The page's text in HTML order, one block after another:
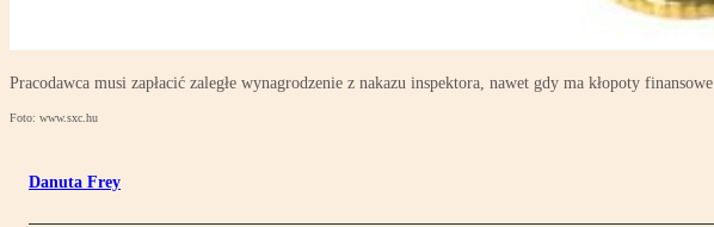
Pracodawca musi zapłacić zaległe wynagrodzenie z nakazu inspektora, nawet gdy ma kłopoty finansowe
Foto: www.sxc.hu
Danuta Frey